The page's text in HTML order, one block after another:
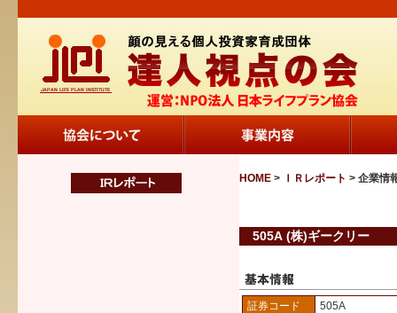
HOME > ＩＲレポート > 企業情
505A (株)ギークリー
証券コード
505A